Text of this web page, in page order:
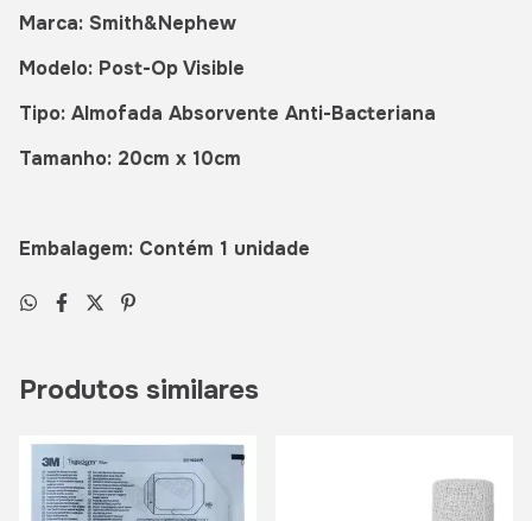
Marca: Smith&Nephew
Modelo: Post-Op Visible
Tipo: Almofada Absorvente Anti-Bacteriana
Tamanho: 20cm x 10cm
Embalagem: Contém 1 unidade
Produtos similares